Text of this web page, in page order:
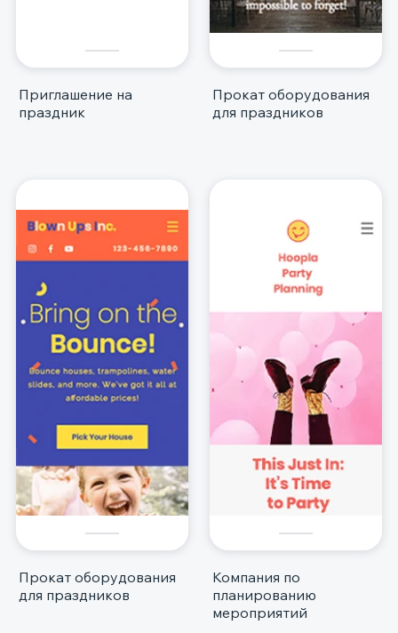
Приглашение на
праздник
Прокат оборудования
для праздников
Прокат оборудования
для праздников
Компания по
планированию
мероприятий